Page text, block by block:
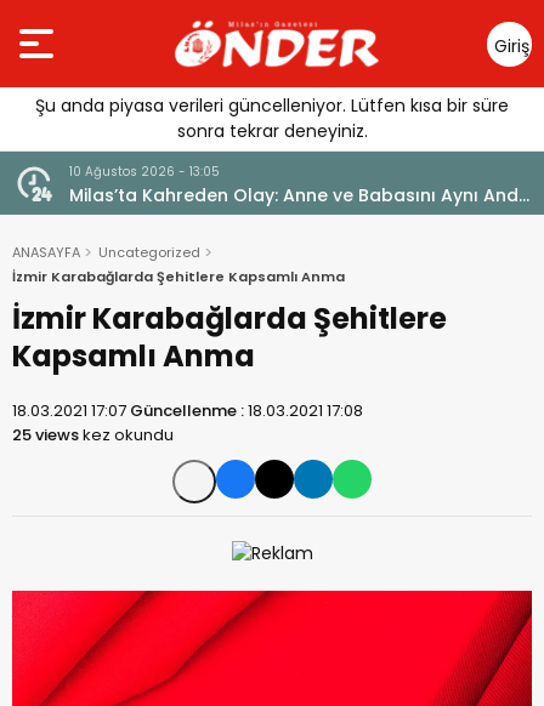
Giriş
Yap
Şu anda piyasa verileri güncelleniyor. Lütfen kısa bir süre
sonra tekrar deneyiniz.
10 Ağustos 2026 - 13:05
Milas’ta Kahreden Olay: Anne ve Babasını Aynı Anda
Kaybetti
ANASAYFA
Uncategorized
İzmir Karabağlarda Şehitlere Kapsamlı Anma
İzmir Karabağlarda Şehitlere
Kapsamlı Anma
18.03.2021 17:07 Güncellenme :18.03.2021 17:08
25 viewskez okundu